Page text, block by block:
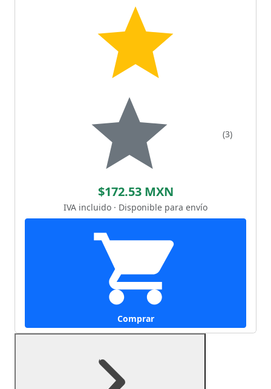
(3)
$172.53 MXN
IVA incluido · Disponible para envío
Comprar